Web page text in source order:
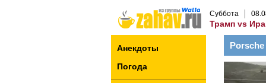
Суббота 08.
Трамп vs
Анекдоты
Погода
Porsche